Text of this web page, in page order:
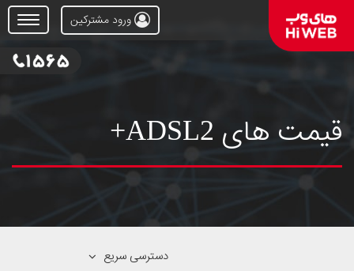
Open
Menu
ورود مشترکین
قیمت های ADSL2+
دسترسی سریع